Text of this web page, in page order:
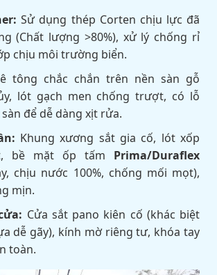
Sử dụng thép Corten chịu lực đã
(Chất lượng >80%), xử lý chống rỉ
chịu môi trường biển.
tông chắc chắn trên nền sàn gỗ
lót gạch men chống trượt, có lỗ
để dễ dàng xịt rửa.
Khung xương sắt gia cố, lót xốp
bề mặt ốp tấm Prima/Duraflex
chịu nước 100%, chống mối mọt),
mịn.
Cửa sắt pano kiên cố (khác biệt
dễ gãy), kính mờ riêng tư, khóa tay
toàn.